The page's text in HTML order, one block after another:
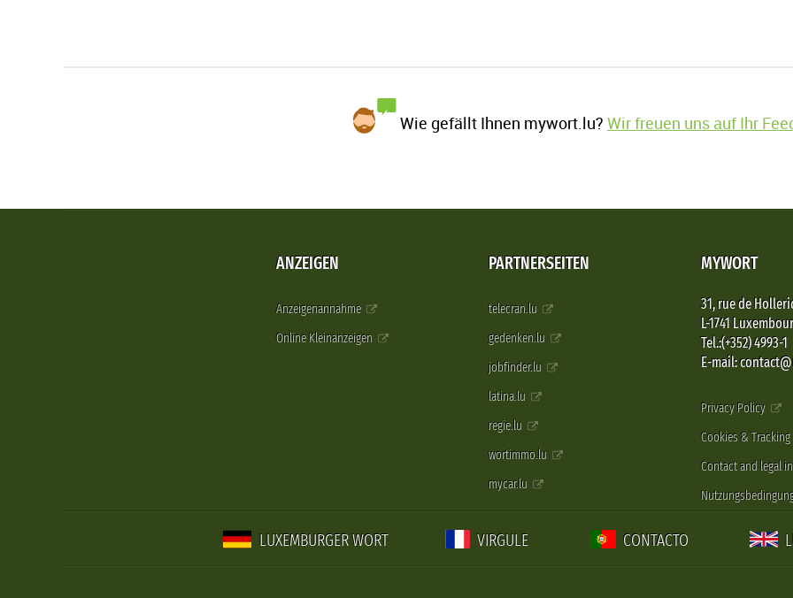
Wie gefällt Ihnen mywort.lu?Wir freuen uns auf Ihr
ANZEIGEN
Anzeigenannahme
Online Kleinanzeigen
PARTNERSEITEN
telecran.lu
gedenken.lu
jobfinder.lu
latina.lu
regie.lu
wortimmo.lu
mycar.lu
MYWORT
31, rue de
L-1741
Tel.:(+352) 4993-1
E-mail:
Privacy Policy
Cookies & Tracking
Contact and legal
LUXEMBURGER WORT VIRGULE CONTACTO